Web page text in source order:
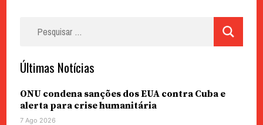
Últimas Notícias
ONU condena sanções dos EUA contra Cuba e
alerta para crise humanitária
7 Ago 2026